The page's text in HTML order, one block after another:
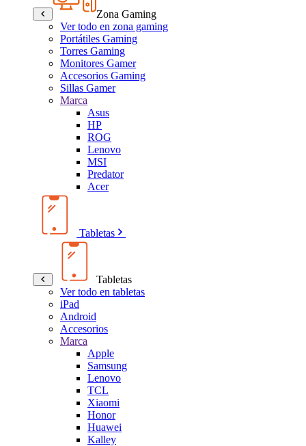
Zona Gaming
Ver todo en zona gaming
Portátiles Gaming
Torres Gaming
Monitores Gamer
Accesorios Gaming
Sillas Gamer
Marca
Asus
HP
ROG
Lenovo
MSI
Predator
Acer
Tabletas
Tabletas
Ver todo en tabletas
iPad
Android
Accesorios
Marca
Apple
Samsung
Lenovo
TCL
Xiaomi
Honor
Huawei
Kalley